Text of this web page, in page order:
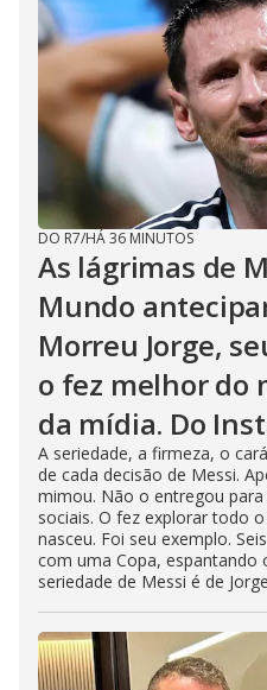
DO R7/HÁ 36 MINUTOS
As lágrimas de
Mundo
Morreu Jorge,
o fez melhor do
da mídia. Do
A seriedade, a firmeza, o
de cada decisão de Messi.
mimou. Não o entregou
sociais. O fez explorar todo
nasceu. Foi seu exemplo.
com uma Copa, espantando
seriedade de Messi é de